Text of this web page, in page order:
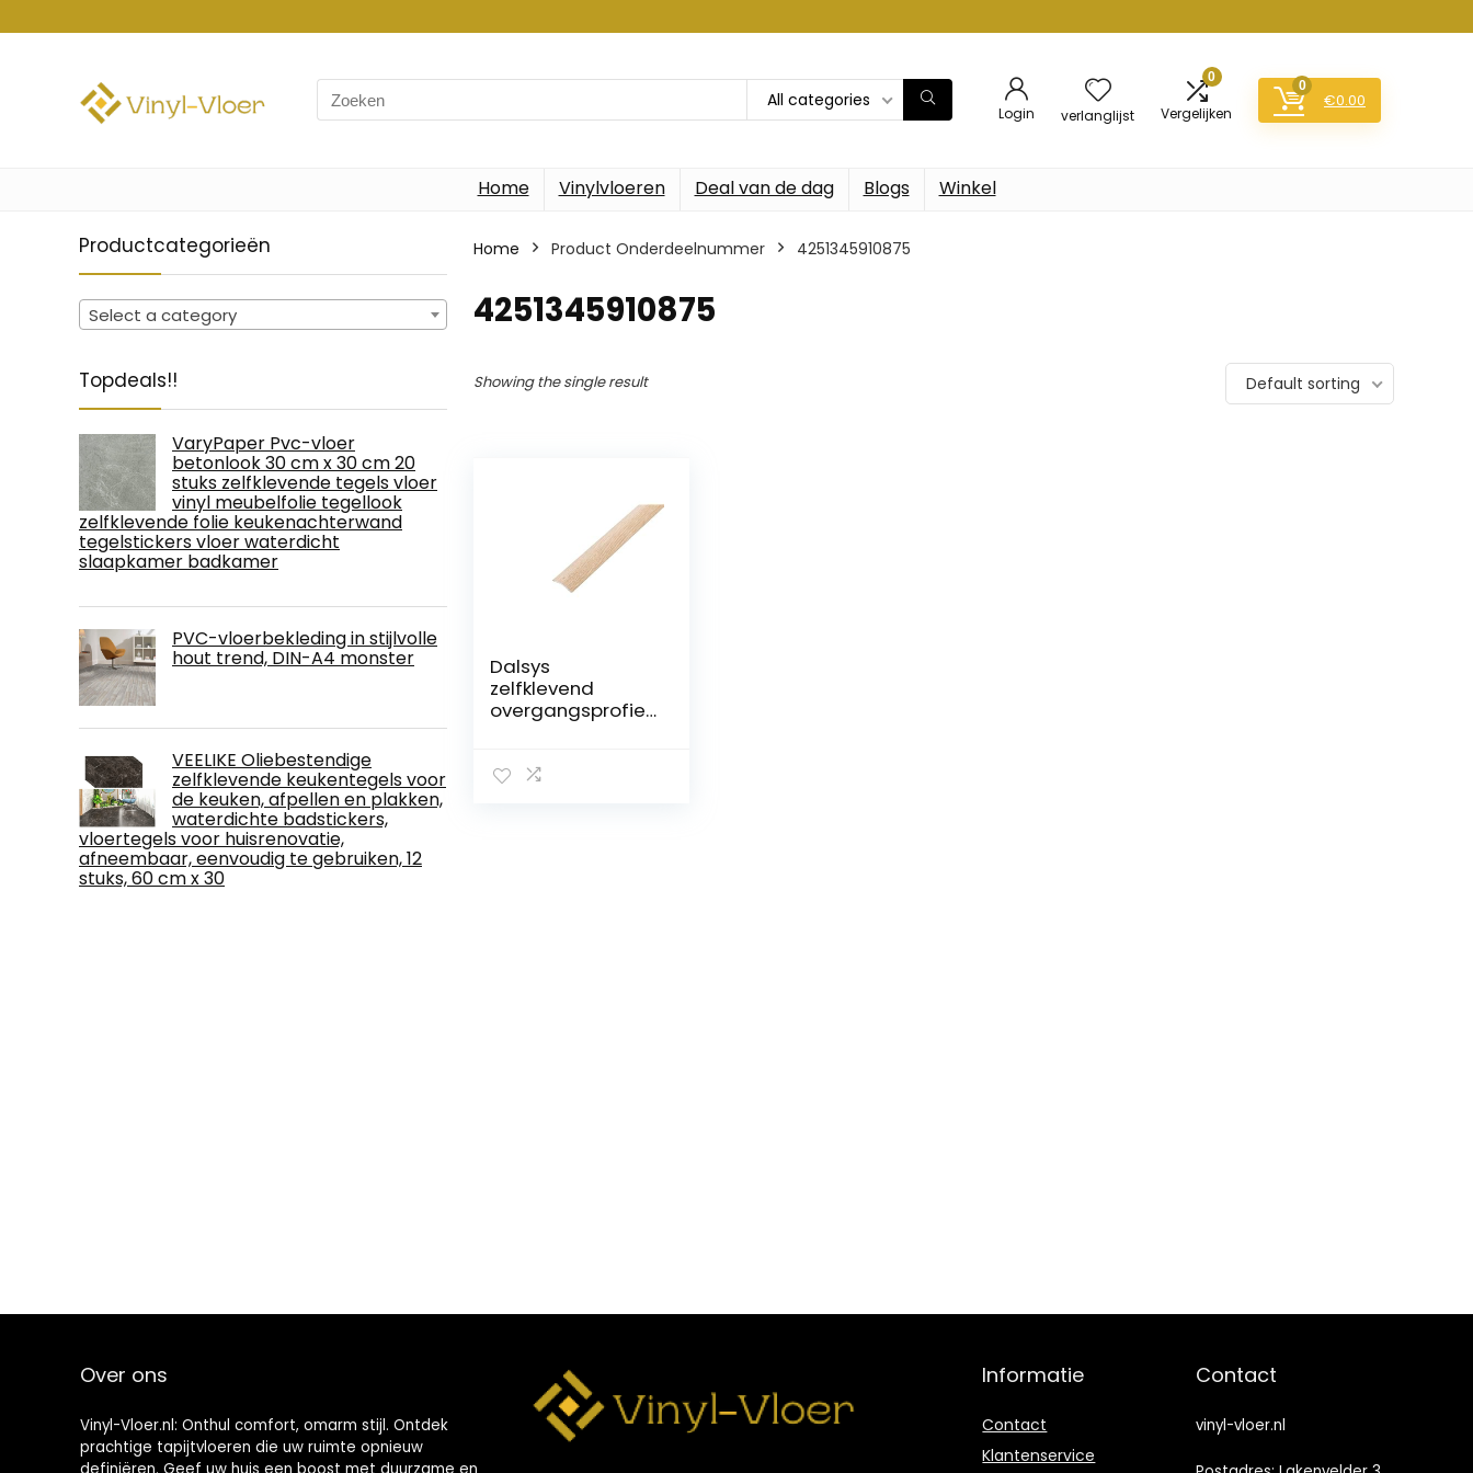
Search
for:
All categories
Login verlanglijst
0
Vergelijken
0
€0.00
Home Vinylvloeren Deal van de dag Blogs Winkel
Productcategorieën
Select a category
Topdeals!!
VaryPaper Pvc-vloer
betonlook 30 cm x 30 cm 20
stuks zelfklevende tegels vloer
vinyl meubelfolie tegellook
zelfklevende folie keukenachterwand
tegelstickers vloer waterdicht
slaapkamer badkamer
PVC-vloerbekleding in stijlvolle
hout trend, DIN-A4 monster
VEELIKE Oliebestendige
zelfklevende keukentegels voor
de keuken, afpellen en plakken,
waterdichte badstickers,
vloertegels voor huisrenovatie,
afneembaar, eenvoudig te gebruiken, 12
stuks, 60 cm x 30
Home Product Onderdeelnummer ‎4251345910875
‎4251345910875
Showing the single result Default sorting
Dalsys
zelfklevend
overgangsprofiel
egalisatieprofiel,
Over ons
Vinyl-Vloer.nl: Onthul comfort, omarm stijl. Ontdek
prachtige tapijtvloeren die uw ruimte opnieuw
Informatie
Contact
Klantenservice
Contact
vinyl-vloer.nl